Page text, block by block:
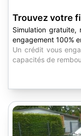
Trouvez votre
Simulation
engagement 100%
Un crédit vous
capacités de